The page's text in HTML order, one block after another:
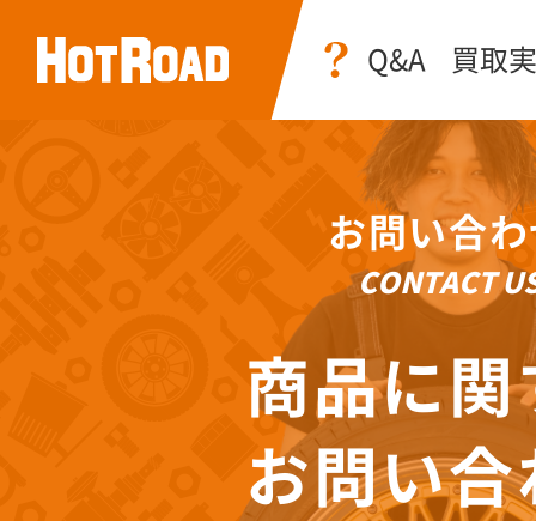
Q&A 買取
お問い合
CONTACT
商品に関
お問い合